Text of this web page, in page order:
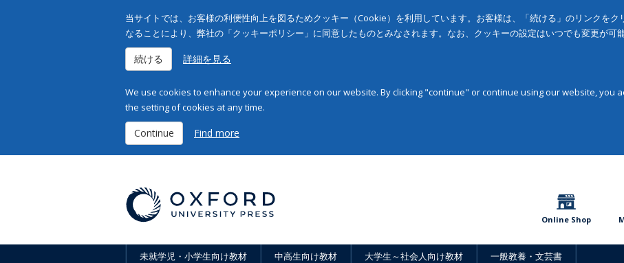
当サイトでは、お客様の利便性向上を図るためクッキー（Cookie）を利用しています。お客様は、「続ける」のリンクを
なることにより、弊社の「クッキーポリシー」に同意したものとみなされます。なお、クッキーの設定はいつでも変更が可能
続ける 詳細を見る
We use cookies to enhance your experience on our website. By clicking "continue" or continue using our website, you
the setting of cookies at any time.
Continue Find more
Online Shop
未就学児・小学生向け教材 中高生向け教材 大学生～社会人向け教材 一般教養・文芸書